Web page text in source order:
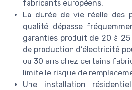
fabricants européens.
La durée de vie réelle des
qualité dépasse
garanties produit de 20 à
de production d’électricité
ou 30 ans chez certains
limite le risque de
Une installation